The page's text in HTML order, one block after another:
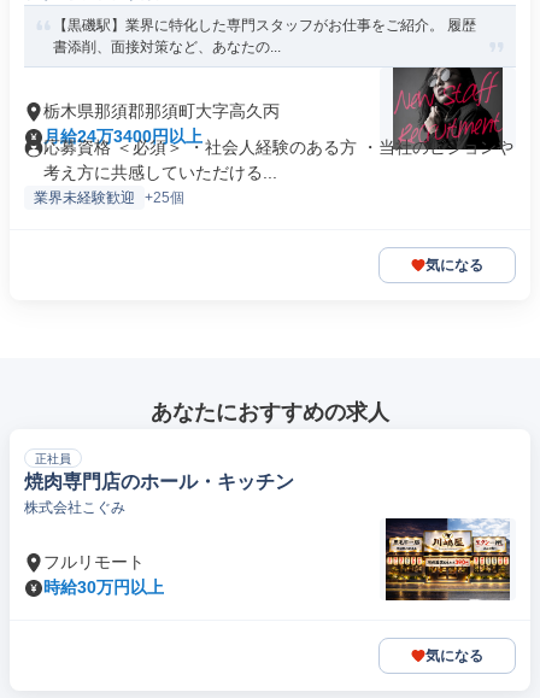
【黒磯駅】業界に特化した専門スタッフがお仕事をご紹介。 履歴
書添削、面接対策など、あなたの...
栃木県那須郡那須町大字高久丙
月給24万3400円以上
応募資格 ＜必須＞ ・社会人経験のある方 ・当社のビジョンや
考え方に共感していただける...
業界未経験歓迎 +25個
気になる
あなたにおすすめの求人
正社員
焼肉専門店のホール・キッチン
株式会社こぐみ
フルリモート
時給30万円以上
気になる